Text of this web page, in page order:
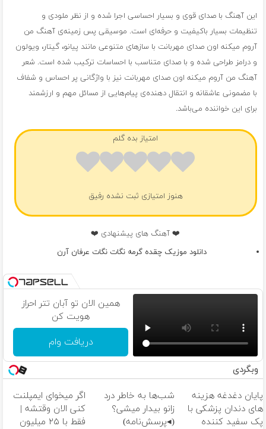
این آهنگ با صدای قوی و بسیار احساسی اجرا شده و از نظر ملودی و
تنظیمات بسیار باکیفیت و حرفه‌ای است. موسیقی پس زمینه‌ی آهنگ من
آروم میکنه اون صدای مهربانت با سازهای متنوعی مانند پیانو، گیتار، ویولون
و درامز طراحی شده و با صدای متناسب با احساسات ترکیب شده است. شعر
آهنگ من آروم میکنه اون صدای مهربانت نیز با واژگانی پر احساس و شفاف
با مضمونی عاشقانه و انتقال دهنده‌ی پیام‌هایی از مسائل مهم و ارزشمند
برای این خواننده می‌باشد.
امتیاز بده گلم
هنوز امتیازی ثبت نشده رفیق
❤️ آهنگ های پیشنهادی ❤️
دانلود موزیک چقده گرمه نگات نگات عرفان آرن
همین الان تو آبان تتر احراز
هویت کن
دریافت وام
وبگردی
پایان دغدغه هزینه
های دندان پزشکی با
پک سفید کننده
شب‌ها به خاطر درد
زانو بیدار میشی؟
(◂پرسش‌نامه)
اگر میخوای ایمپلنت
کنی الان وقتشه |
فقط با ۲۵ میلیون